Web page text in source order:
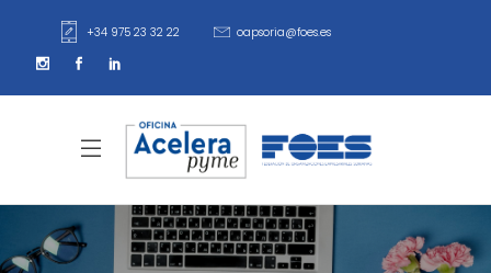
+34 975 23 32 22 oapsoria@foes.es